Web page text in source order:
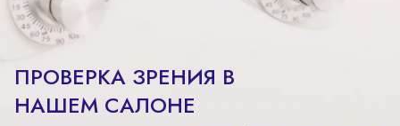
ПРОВЕРКА ЗРЕНИЯ В
НАШЕМ САЛОНЕ